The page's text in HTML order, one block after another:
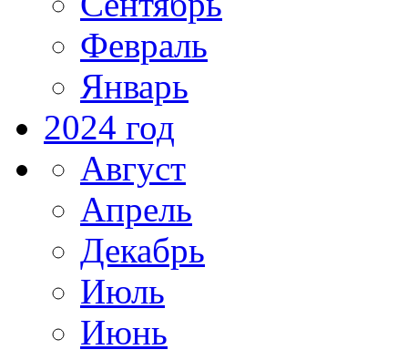
Февраль
Январь
2024 год
Август
Апрель
Декабрь
Июль
Июнь